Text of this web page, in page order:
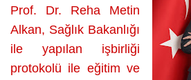
Prof. Dr. Reha Metin
Alkan, Sağlık Bakanlığı
ile yapılan işbirliği
protokolü ile eğitim ve